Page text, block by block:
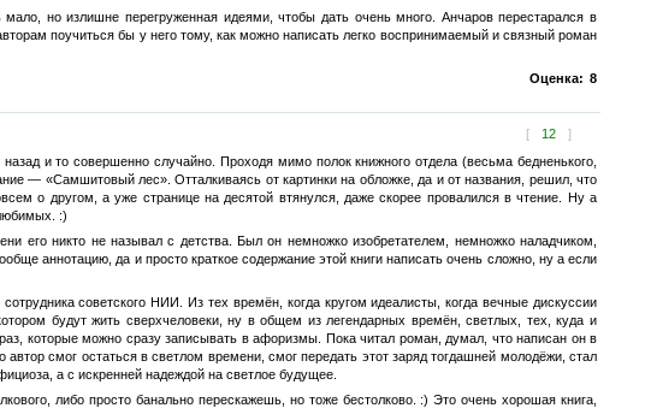
но излишне перегруженная идеями, чтобы дать очень много. Анчаров перестарался в
поучиться бы у него тому, как можно написать легко воспринимаемый и связный роман
Оценка: 8
[ 12 ]
и то совершенно случайно. Проходя мимо полок книжного отдела (весьма бедненького,
— «Самшитовый лес». Отталкиваясь от картинки на обложке, да и от названия, решил, что
о другом, а уже странице на десятой втянулся, даже скорее провалился в чтение. Ну а
:)
никто не называл с детства. Был он немножко изобретателем, немножко наладчиком,
аннотацию, да и просто краткое содержание этой книги написать очень сложно, ну а если
советского НИИ. Из тех времён, когда кругом идеалисты, когда вечные дискуссии
будут жить сверхчеловеки, ну в общем из легендарных времён, светлых, тех, куда и
которые можно сразу записывать в афоризмы. Пока читал роман, думал, что написан он в
смог остаться в светлом времени, смог передать этот заряд тогдашней молодёжи, стал
а с искренней надеждой на светлое будущее.
либо просто банально перескажешь, но тоже бестолково. :) Это очень хорошая книга,